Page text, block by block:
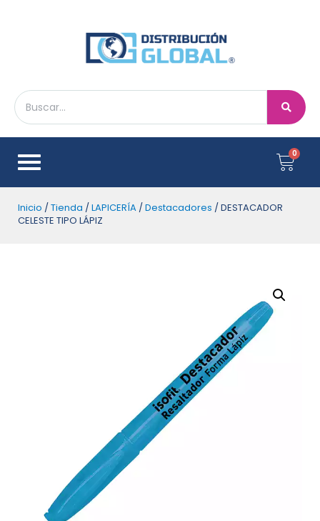
Inicio /Tienda /LAPICERÍA /Destacadores / DESTACADOR
CELESTE TIPO LÁPIZ